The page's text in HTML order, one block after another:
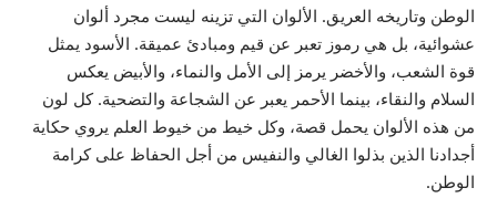
الوطن وتاريخه العريق. الألوان التي تزينه ليست مجرد ألوان
عشوائية، بل هي رموز تعبر عن قيم ومبادئ عميقة. الأسود يمثل
قوة الشعب، والأخضر يرمز إلى الأمل والنماء، والأبيض يعكس
السلام والنقاء، بينما الأحمر يعبر عن الشجاعة والتضحية. كل لون
من هذه الألوان يحمل قصة، وكل خيط من خيوط العلم يروي حكاية
أجدادنا الذين بذلوا الغالي والنفيس من أجل الحفاظ على كرامة
الوطن.